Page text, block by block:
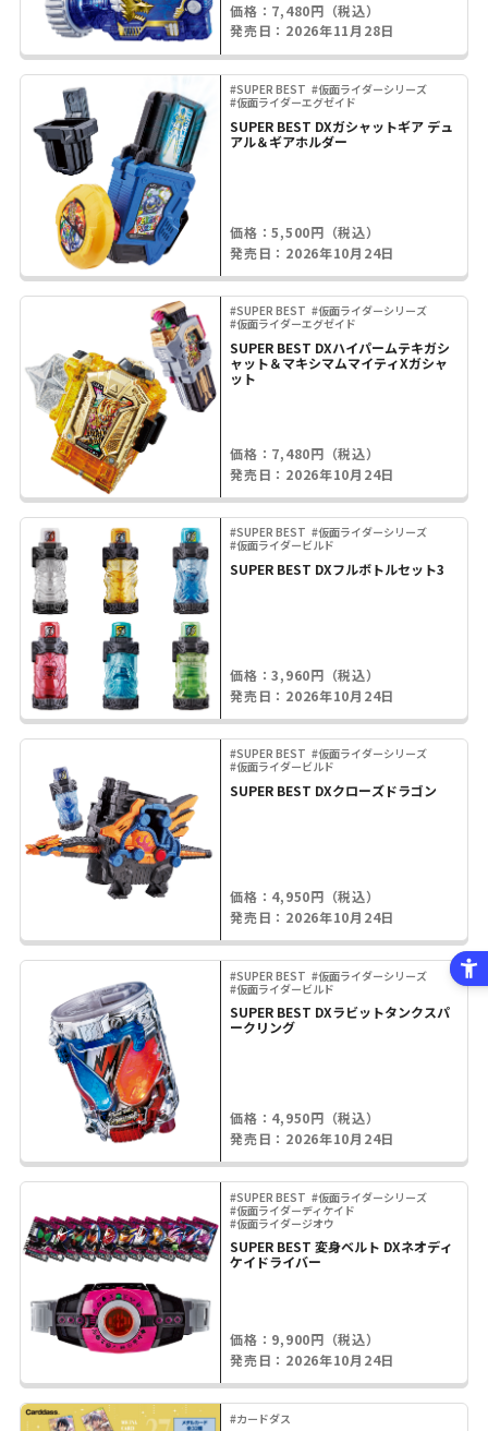
価格：7,480円（税込）
発売日：2026年11月28日
#SUPER BEST #仮面ライダーシリーズ
#仮面ライダーエグゼイド
SUPER BEST DXガシャットギア デュ
アル＆ギアホルダー
価格：5,500円（税込）
発売日：2026年10月24日
#SUPER BEST #仮面ライダーシリーズ
#仮面ライダーエグゼイド
SUPER BEST DXハイパームテキガシ
ャット＆マキシマムマイティXガシャ
ット
価格：7,480円（税込）
発売日：2026年10月24日
#SUPER BEST #仮面ライダーシリーズ
#仮面ライダービルド
SUPER BEST DXフルボトルセット3
価格：3,960円（税込）
発売日：2026年10月24日
#SUPER BEST #仮面ライダーシリーズ
#仮面ライダービルド
SUPER BEST DXクローズドラゴン
価格：4,950円（税込）
発売日：2026年10月24日
#SUPER BEST #仮面ライダーシリーズ
#仮面ライダービルド
SUPER BEST DXラビットタンクスパ
ークリング
価格：4,950円（税込）
発売日：2026年10月24日
#SUPER BEST #仮面ライダーシリーズ
#仮面ライダーディケイド
#仮面ライダージオウ
SUPER BEST 変身ベルト DXネオディ
ケイドライバー
価格：9,900円（税込）
発売日：2026年10月24日
#カードダス